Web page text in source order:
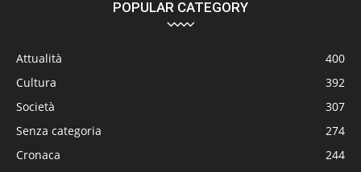
POPULAR CATEGORY
Attualità
400
Cultura
392
Società
307
Senza categoria
274
Cronaca
244